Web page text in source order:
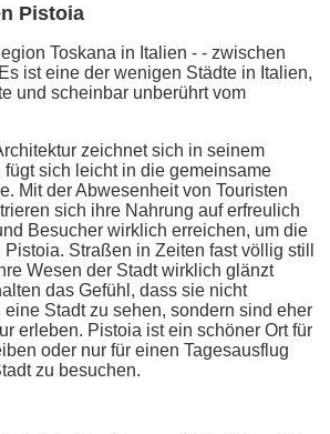
Pistoia
Toskana in Italien - - zwischen
ist eine der wenigen Städte in Italien,
und scheinbar unberührt vom
zeichnet sich in seinem
sich leicht in die gemeinsame
Mit der Abwesenheit von Touristen
sich ihre Nahrung auf erfreulich
Besucher wirklich erreichen, um die
Straßen in Zeiten fast völlig still
Wesen der Stadt wirklich glänzt
das Gefühl, dass sie nicht
Stadt zu sehen, sondern sind eher
erleben. Pistoia ist ein schöner Ort für
oder nur für einen Tagesausflug
zu besuchen.